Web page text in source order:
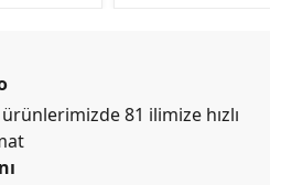
81 ilimize hızlı